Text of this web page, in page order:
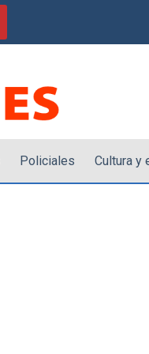
Policiales Cultura y